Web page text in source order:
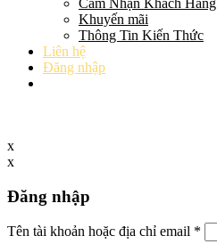
Cảm Nhận Khách Hàng
Khuyến mãi
Thông Tin Kiến Thức
Liên hệ
Đăng nhập
x
x
Đăng nhập
Tên tài khoản hoặc địa chỉ email *